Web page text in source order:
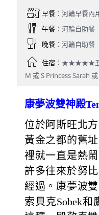
早餐：河輪早餐內
午餐：河輪自助餐
晚餐：河輪自助餐
住宿：★★★★★五
M 或 S Princess Sarah
康夢波雙神殿
位於阿斯旺北
黃金之都的舊
裡就一直是熱
許多往來於努
經過。康夢波
索貝克Sobek和